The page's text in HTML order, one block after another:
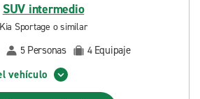
SUV intermedio
Kia Sportage o similar
5 Personas 4 Equipaje
vehículo